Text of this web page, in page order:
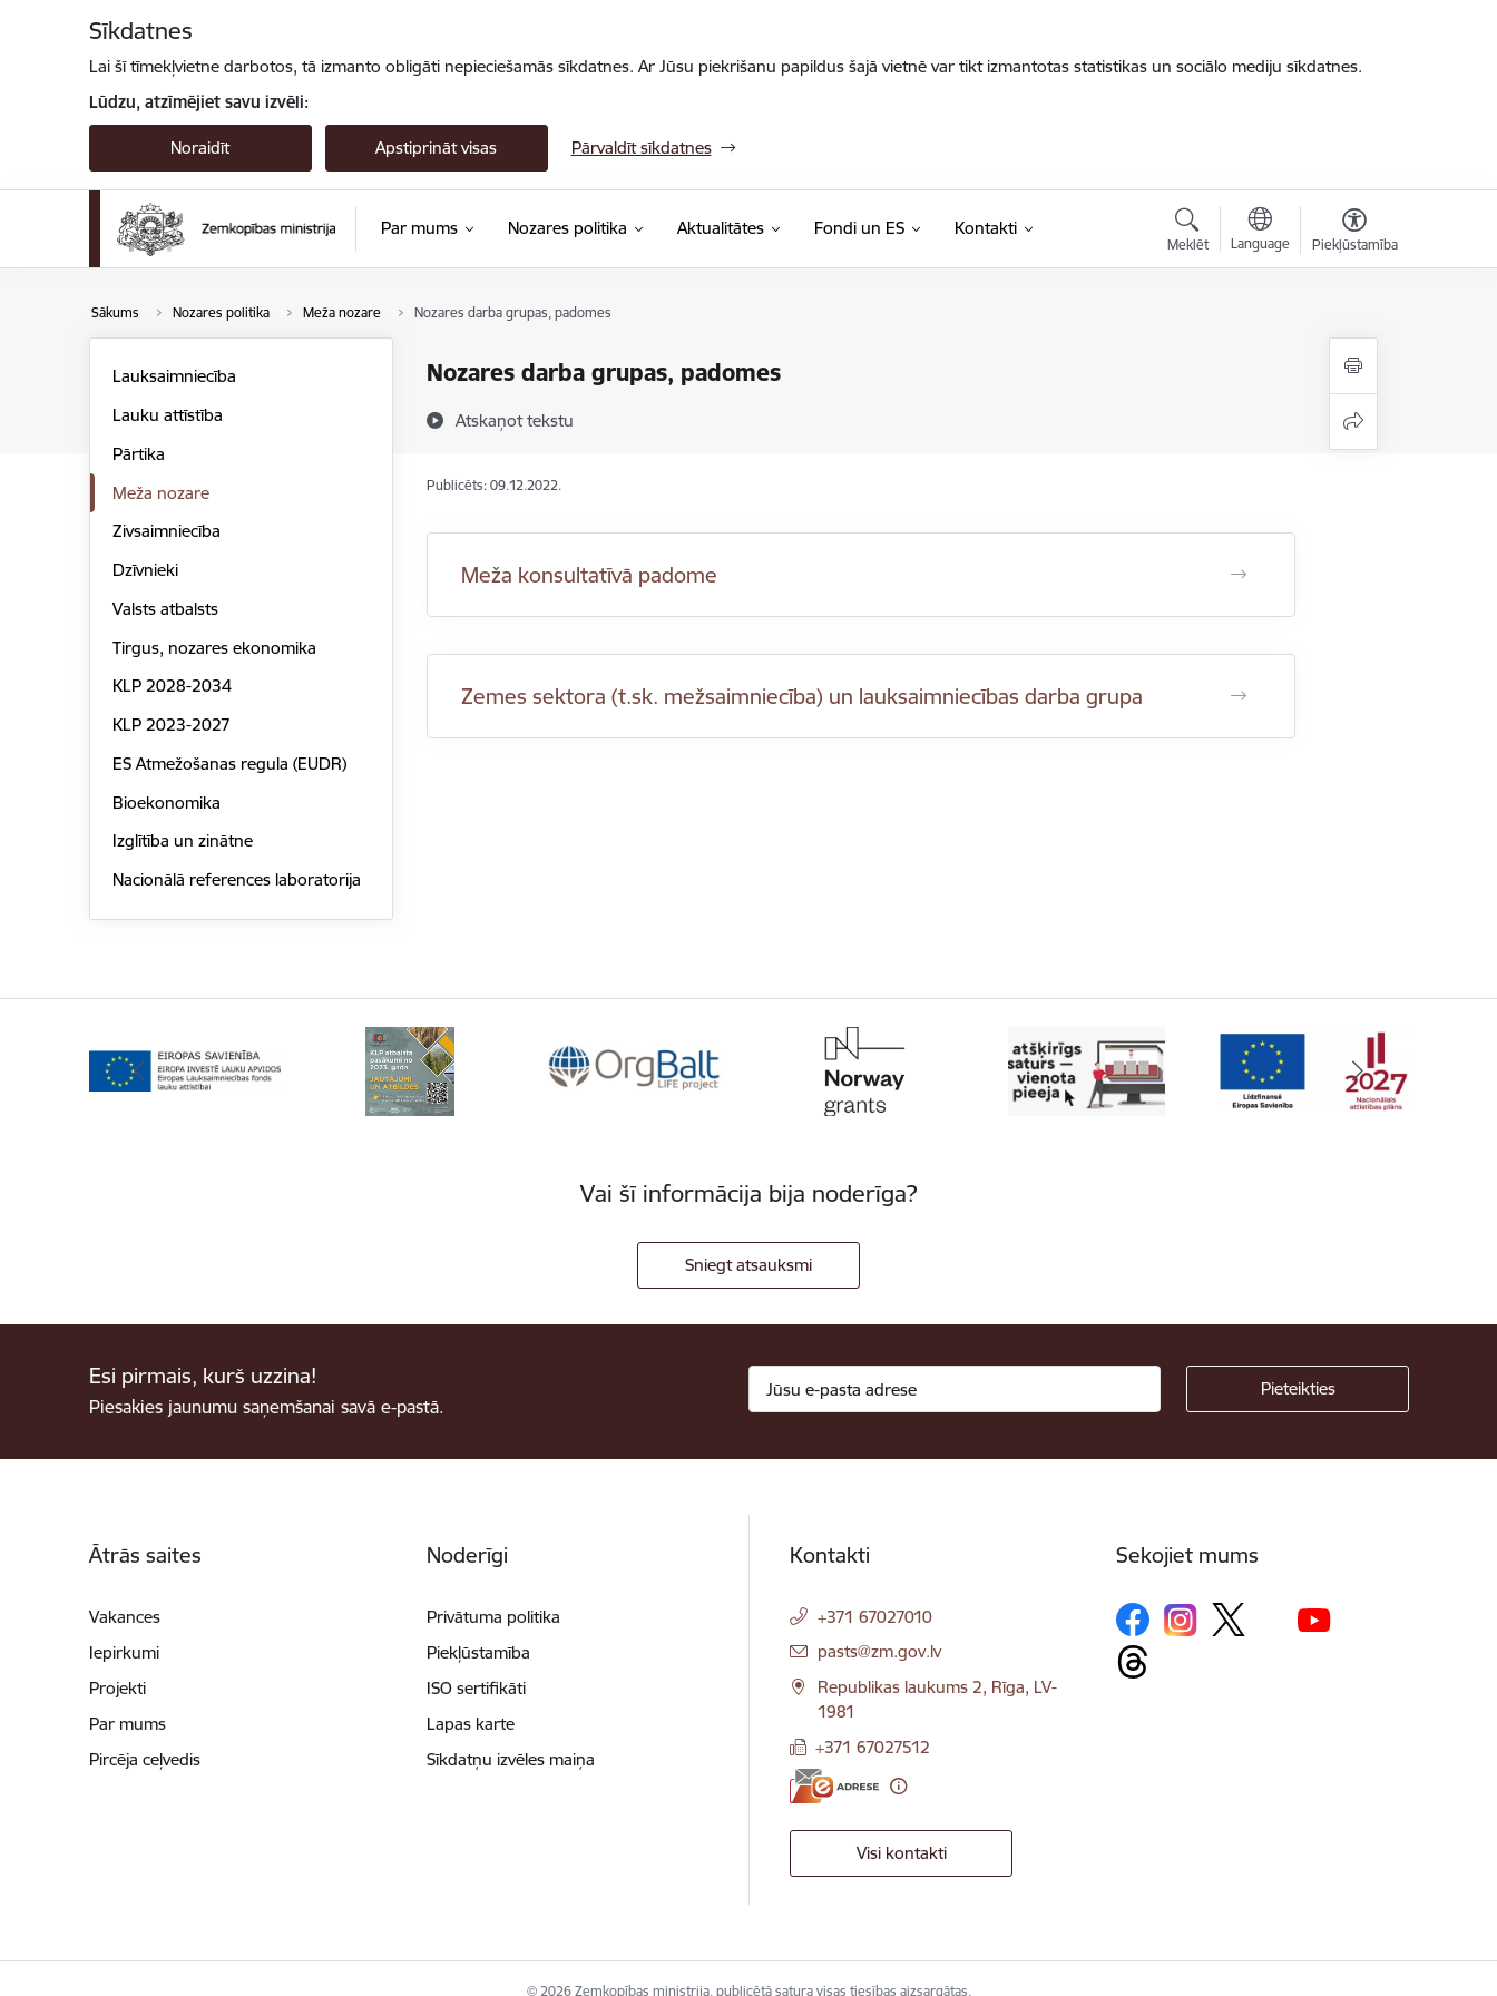
Sīkdatnes
Lai šī tīmekļvietne darbotos, tā izmanto obligāti nepieciešamās sīkdatnes. Ar Jūsu piekrišanu papildus šajā vietnē var tikt izmantotas statistikas un sociālo mediju sīkdatnes.
Lūdzu, atzīmējiet savu izvēli:
Noraidīt Apstiprināt visas Pārvaldīt sīkdatnes
Par mums Nozares politika Aktualitātes Fondi un ES Kontakti
Meklēt Language Piekļūstamība
Sākums Nozares politika Meža nozare Nozares darba grupas, padomes
Nozares darba grupas, padomes
Atskaņot tekstu
Lauksaimniecība
Lauku attīstība
Pārtika
Meža nozare
Zivsaimniecība
Dzīvnieki
Valsts atbalsts
Tirgus, nozares ekonomika
KLP 2028-2034
KLP 2023-2027
ES Atmežošanas regula (EUDR)
Bioekonomika
Izglītība un zinātne
Nacionālā references laboratorija
Publicēts: 09.12.2022.
Meža konsultatīvā padome
Zemes sektora (t.sk. mežsaimniecība) un lauksaimniecības darba grupa
Vai šī informācija bija noderīga?
Sniegt atsauksmi
Esi pirmais, kurš uzzina!
Piesakies jaunumu saņemšanai savā e-pastā.
Ātrās saites
Vakances
Iepirkumi
Projekti
Par mums
Pircēja ceļvedis
Noderīgi
Privātuma politika
Piekļūstamība
ISO sertifikāti
Lapas karte
Sīkdatņu izvēles maiņa
Kontakti
+371 67027010
E-pasts:
pasts@zm.gov.lv
Republikas laukums 2, Rīga, LV-
1981
+371 67027512
Visi kontakti
Sekojiet mums
© 2026 Zemkopības ministrija, publicētā satura visas tiesības aizsargātas.